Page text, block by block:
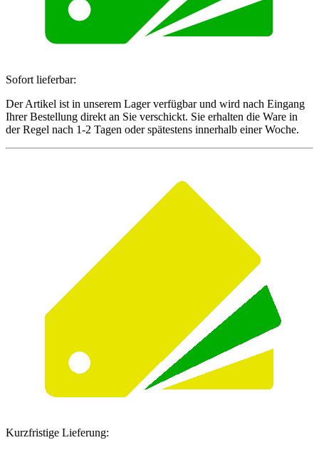
Sofort lieferbar:
Der Artikel ist in unserem Lager verfügbar und wird nach Eingang
Ihrer Bestellung direkt an Sie verschickt. Sie erhalten die Ware in
der Regel nach 1-2 Tagen oder spätestens innerhalb einer Woche.
Kurzfristige Lieferung: